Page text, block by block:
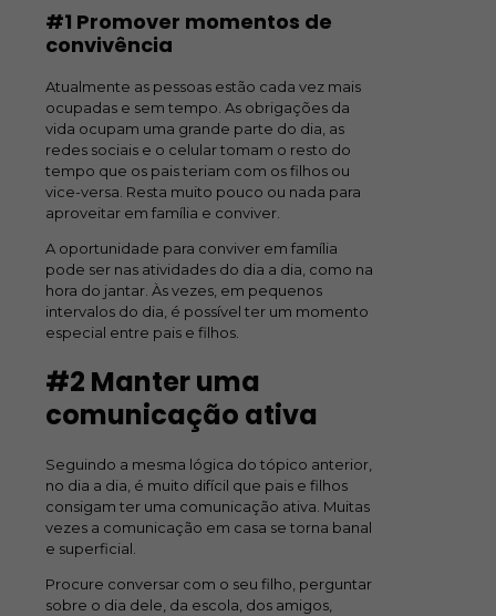
#1 Promover momentos de
convivência
Atualmente as pessoas estão cada vez mais
ocupadas e sem tempo. As obrigações da
vida ocupam uma grande parte do dia, as
redes sociais e o celular tomam o resto do
tempo que os pais teriam com os filhos ou
vice-versa. Resta muito pouco ou nada para
aproveitar em família e conviver.
A oportunidade para conviver em família
pode ser nas atividades do dia a dia, como na
hora do jantar. Às vezes, em pequenos
intervalos do dia, é possível ter um momento
especial entre pais e filhos.
#2 Manter uma
comunicação ativa
Seguindo a mesma lógica do tópico anterior,
no dia a dia, é muito difícil que pais e filhos
consigam ter uma comunicação ativa. Muitas
vezes a comunicação em casa se torna banal
e superficial.
Procure conversar com o seu filho, perguntar
sobre o dia dele, da escola, dos amigos,